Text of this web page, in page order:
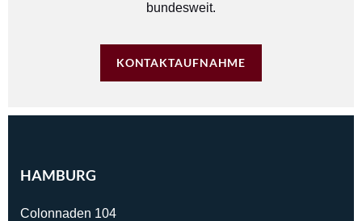
bundesweit.
KONTAKTAUFNAHME
HAMBURG
Colonnaden 104